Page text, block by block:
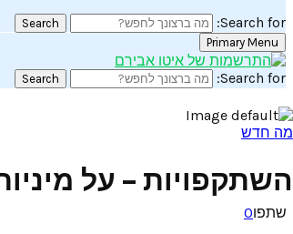
Search for:
Search
Primary Menu
Search for:
Search
מה חדש
השתקפויות – על
שתפו0